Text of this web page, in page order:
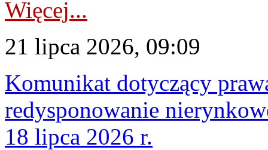
Więcej...
21 lipca 2026, 09:09
Komunikat dotyczący
redysponowanie
18 lipca 2026 r.